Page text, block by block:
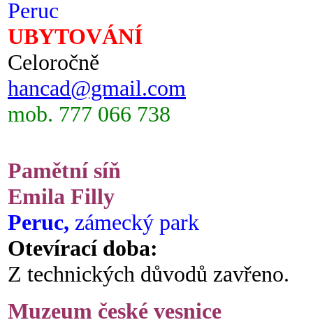
Peruc
UBYTOVÁNÍ
Celoročně
hancad@gmail.com
mob. 777 066 738
Pamětní síň
Emila Filly
Peruc, zámecký park
Otevírací doba:
Z technických důvodů zavřeno.
Muzeum české vesnice